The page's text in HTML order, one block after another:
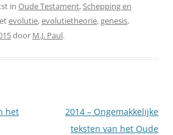
in Oude Testament,Schepping en
evolutie,evolutietheorie,genesis,
door M.J. Paul.
het
2014 – Ongemakkelijke
teksten van het Oude